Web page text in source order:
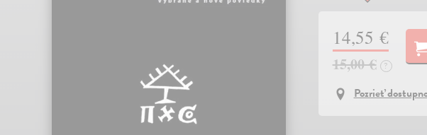
14,55 €
15,00 € ?
Pozrieť